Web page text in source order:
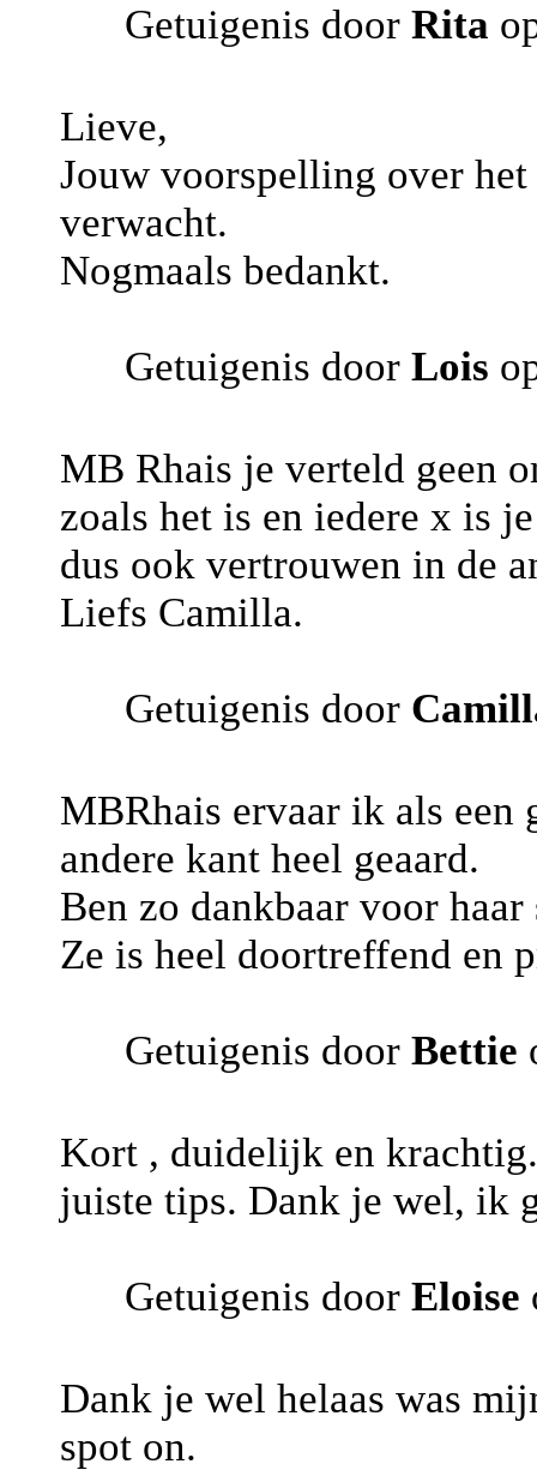
Getuigenis door Rita
Lieve,
Jouw voorspelling over
verwacht.
Nogmaals bedankt.
Getuigenis door Lois
MB Rhais je verteld geen
zoals het is en iedere x is
dus ook vertrouwen in de
Liefs Camilla.
Getuigenis door
MBRhais ervaar ik als een
andere kant heel geaard.
Ben zo dankbaar voor haar
Ze is heel doortreffend en
Getuigenis door Bettie
Kort , duidelijk en
juiste tips. Dank je wel, ik
Getuigenis door Eloise
Dank je wel helaas was
spot on.